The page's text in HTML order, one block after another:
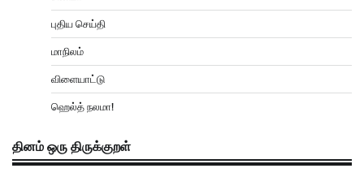
புதிய செய்தி
மாநிலம்
விளையாட்டு
ஹெல்த் நலமா!
தினம் ஒரு திருக்குறள்